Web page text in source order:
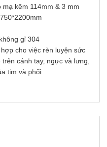
kẽm 114mm & 3 mm
gỉ 304
cho việc rèn luyện sức
cánh tay, ngực và lưng,
tim và phổi.